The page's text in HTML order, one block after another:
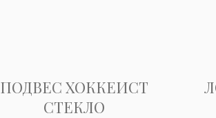
ПОДВЕС ХОККЕИСТ
СТЕКЛО